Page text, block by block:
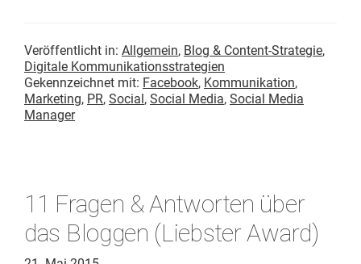
Veröffentlicht in: Allgemein, Blog & Content-Strategie,
Digitale Kommunikationsstrategien
Gekennzeichnet mit: Facebook, Kommunikation,
Marketing, PR, Social, Social Media, Social Media
Manager
11 Fragen & Antworten über
das Bloggen (Liebster Award)